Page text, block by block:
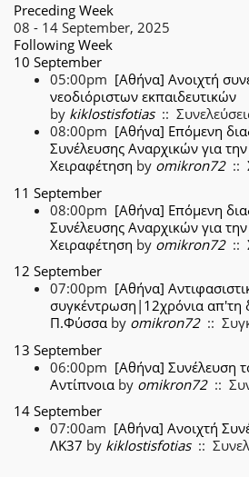
Preceding Week
08 - 14 September, 2025
Following Week
10 September
05:00pm [Αθήνα] Ανοιχτή
νεοδιόριστων εκπαιδευτικών
by kiklostisfotias::
08:00pm [Αθήνα] Επόμενη
Συνέλευσης Αναρχικών για
Χειραφέτηση by omikron72::
11 September
08:00pm [Αθήνα] Επόμενη
Συνέλευσης Αναρχικών για
Χειραφέτηση by omikron72::
12 September
07:00pm [Αθήνα]
συγκέντρωση|12χρόνια απ'τη
Π.Φύσσα by omikron72::
13 September
06:00pm [Αθήνα] Συνέλευση
Αντίπνοια by omikron72::
14 September
07:00am [Αθήνα] Ανοιχτή
ΛΚ37 by kiklostisfotias::